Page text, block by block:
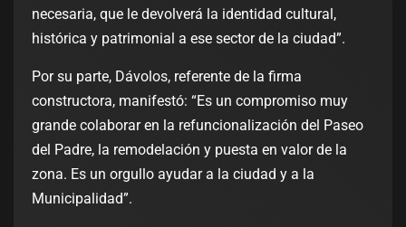
necesaria, que le devolverá la identidad cultural,
histórica y patrimonial a ese sector de la ciudad”.
Por su parte, Dávolos, referente de la firma
constructora, manifestó: “Es un compromiso muy
grande colaborar en la refuncionalización del Paseo
del Padre, la remodelación y puesta en valor de la
zona. Es un orgullo ayudar a la ciudad y a la
Municipalidad”.